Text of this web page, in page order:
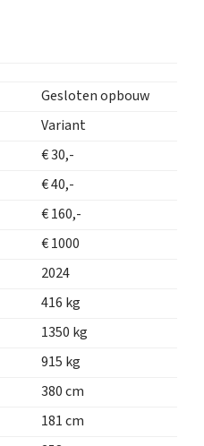
Gesloten opbouw
Variant
€ 30,-
€ 40,-
€ 160,-
€ 1000
2024
416 kg
1350 kg
915 kg
380 cm
181 cm